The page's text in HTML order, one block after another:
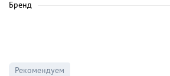
Бренд
Рекомендуем